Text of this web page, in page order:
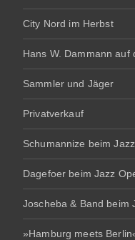
City Nord im Herbst
Hans W. Dammann
Sammler und Jäger
Privatverkauf
Schumannize beim
Dagefoer beim Jazz
Joscheba & Band beim
»Hamburg meets